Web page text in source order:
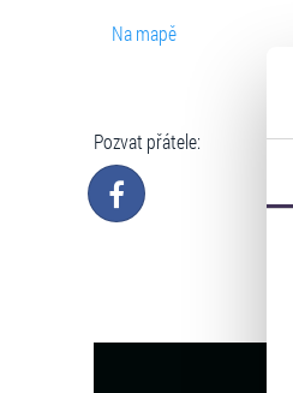
Na mapě
Pozvat přátele: